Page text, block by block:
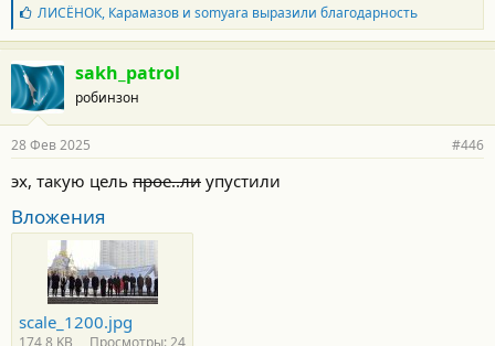
Б
л
а
г
о
д
а
н
с
и
ЛИСЁНОК, Карамазови somyara выразили благодарность
sakh_patrol
робинзон
28 Фев 2025 #446
эх, такую цель прое..ли упустили
Вложения
scale_1200.jpg
174,8 KB Просмотры: 24